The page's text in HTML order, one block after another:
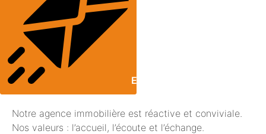
ENVOYER MON MESSAGE
Notre agence immobilière est réactive et conviviale.
Nos valeurs : l’accueil, l’écoute et l’échange.